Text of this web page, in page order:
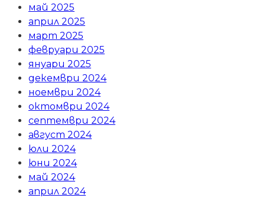
май 2025
април 2025
март 2025
февруари 2025
януари 2025
декември 2024
ноември 2024
октомври 2024
септември 2024
август 2024
юли 2024
юни 2024
май 2024
април 2024